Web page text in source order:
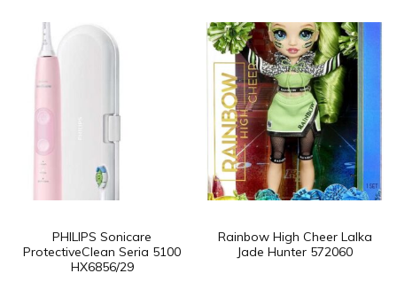
PHILIPS Sonicare
ProtectiveClean Seria 5100
HX6856/29
Rainbow High Cheer Lalka
Jade Hunter 572060